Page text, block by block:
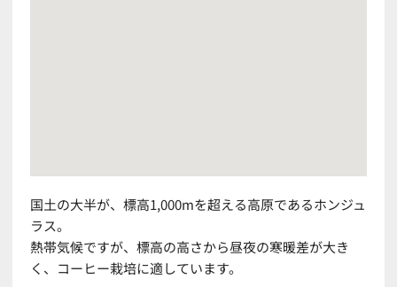
国土の大半が、標高1,000mを超える高原であるホンジュ
ラス。
熱帯気候ですが、標高の高さから昼夜の寒暖差が大き
く、コーヒー栽培に適しています。